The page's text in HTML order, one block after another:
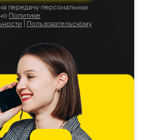
передачу персональных
Политике
Пользовательскому